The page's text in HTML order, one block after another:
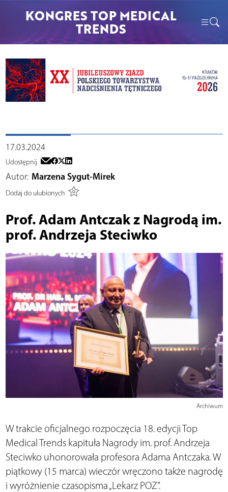
KONGRES TOP MEDICAL
TRENDS
17.03.2024
Udostępnij
Autor: Marzena Sygut-Mirek
Dodaj do ulubionych
Prof. Adam Antczak z Nagrodą im.
prof. Andrzeja Steciwko
Archiwum
W trakcie oficjalnego rozpoczęcia 18. edycji Top
Medical Trends kapituła Nagrody im. prof. Andrzeja
Steciwko uhonorowała profesora Adama Antczaka. W
piątkowy (15 marca) wieczór wręczono także nagrodę
i wyróżnienie czasopisma „Lekarz POZ”.